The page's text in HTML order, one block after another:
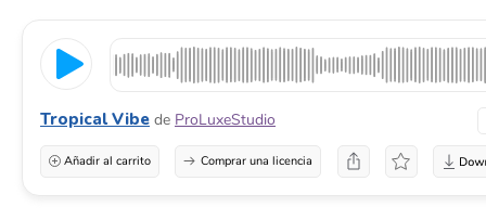
Tropical Vibe de ProLuxeStudio
Añadir al carrito Comprar una licencia